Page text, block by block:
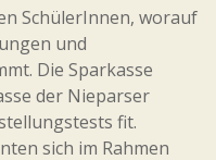
SchülerInnen, worauf
und
Die Sparkasse
der Nieparser
fit.
sich im Rahmen